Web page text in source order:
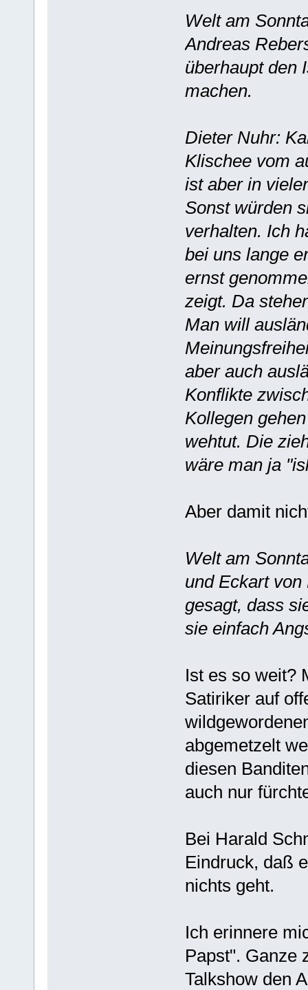
Welt am
Andreas
überhaupt den
machen.
Dieter Nuhr:
Klischee vom
ist aber in
Sonst würden
verhalten. Ich
bei uns lange
ernst
zeigt. Da
Man will
aber auch
Konflikte
Kollegen
wehtut. Die
wäre man ja
Aber damit
Welt am
und Eckart
gesagt, dass
sie einfach
Ist es so weit?
Satiriker auf
abgemetzelt
diesen
auch nur
Bei Harald
Eindruck, daß
nichts geht.
Ich erinnere
Papst". Ganze
Talkshow den